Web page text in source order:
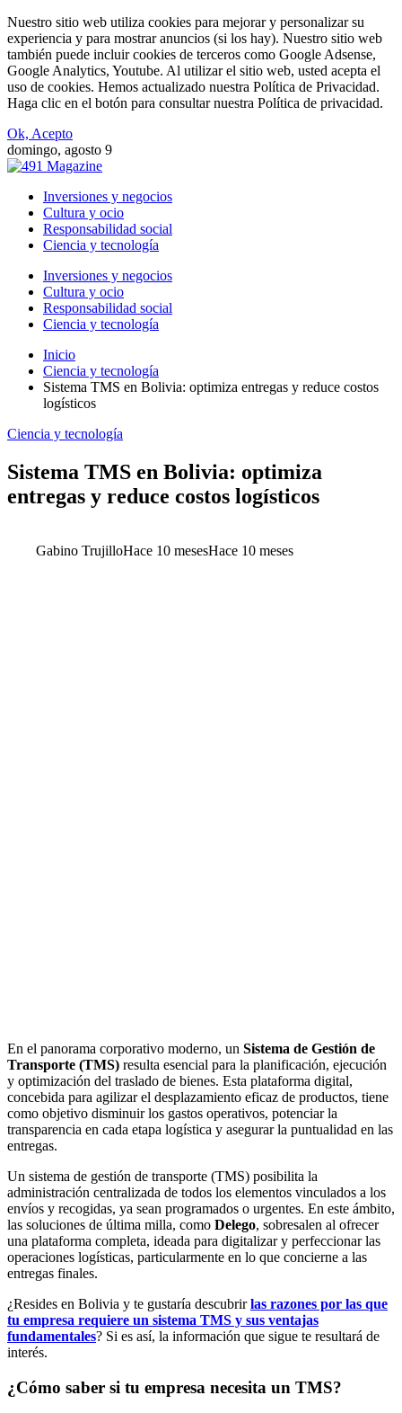
Nuestro sitio web utiliza cookies para mejorar y personalizar su
experiencia y para mostrar anuncios (si los hay). Nuestro sitio web
también puede incluir cookies de terceros como Google Adsense,
Google Analytics, Youtube. Al utilizar el sitio web, usted acepta el
uso de cookies. Hemos actualizado nuestra Política de Privacidad.
Haga clic en el botón para consultar nuestra Política de privacidad.
Ok, Acepto
domingo, agosto 9
Inversiones y negocios
Cultura y ocio
Responsabilidad social
Ciencia y tecnología
Inversiones y negocios
Cultura y ocio
Responsabilidad social
Ciencia y tecnología
Inicio
Ciencia y tecnología
Sistema TMS en Bolivia: optimiza entregas y reduce costos
logísticos
Ciencia y tecnología
Sistema TMS en Bolivia: optimiza
entregas y reduce costos logísticos
Gabino TrujilloHace 10 mesesHace 10 meses
En el panorama corporativo moderno, un Sistema de Gestión de
Transporte (TMS) resulta esencial para la planificación, ejecución
y optimización del traslado de bienes. Esta plataforma digital,
concebida para agilizar el desplazamiento eficaz de productos, tiene
como objetivo disminuir los gastos operativos, potenciar la
transparencia en cada etapa logística y asegurar la puntualidad en las
entregas.
Un sistema de gestión de transporte (TMS) posibilita la
administración centralizada de todos los elementos vinculados a los
envíos y recogidas, ya sean programados o urgentes. En este ámbito,
las soluciones de última milla, como Delego, sobresalen al ofrecer
una plataforma completa, ideada para digitalizar y perfeccionar las
operaciones logísticas, particularmente en lo que concierne a las
entregas finales.
¿Resides en Bolivia y te gustaría descubrirlas razones por las que
tu empresa requiere un sistema TMS y sus ventajas
fundamentales? Si es así, la información que sigue te resultará de
interés.
¿Cómo saber si tu empresa necesita un TMS?